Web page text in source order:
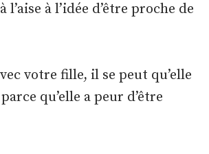
l’aise à l’idée d’être proche de
votre fille, il se peut qu’elle
qu’elle a peur d’être